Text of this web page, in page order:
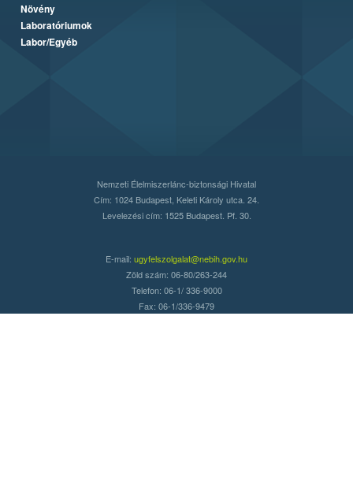
Növény
Laboratóriumok
Labor/Egyéb
Nemzeti Élelmiszerlánc-biztonsági Hivatal
Cím: 1024 Budapest, Keleti Károly utca. 24.
Levelezési cím: 1525 Budapest. Pf. 30.
E-mail: ugyfelszolgalat@nebih.gov.hu
Zöld szám: 06-80/263-244
Telefon: 06-1/ 336-9000
Fax: 06-1/336-9479